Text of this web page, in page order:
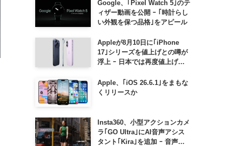
Google、｢Pixel Watch 5｣のテ
ィザー動画を公開 ｰ ｢時計らし
い外観を保つ品格｣をアピール
Appleが8月10日に｢iPhone
17｣シリーズを値上げとの噂が
浮上 ｰ 日本では再度値上げの
Apple、｢iOS 26.6.1｣をまもな
くリリースか
Insta360、小型アクションカメ
ラ｢GO Ultra｣にAI音声アシス
タント｢Kira｣を追加 ｰ 音声で